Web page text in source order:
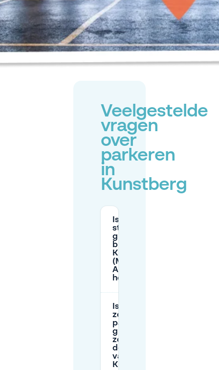
Veelgestelde
vragen
over
parkeren
in
Kunstberg
Is
straatparkeren
gratis in de
buurt van
Kunstberg
(Mont des
Arts) en
hoelang?
Is blauwe
zone
parkeren
gratis op
zondag in
de buurt
van
Kunstberg?